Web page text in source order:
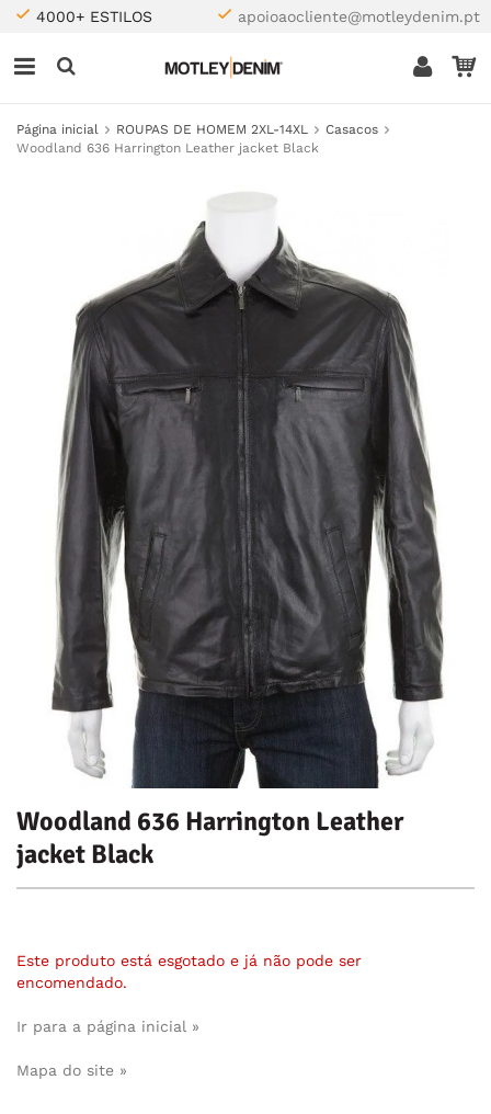
4000+ ESTILOS apoioaocliente@motleydenim.pt
Página inicial ROUPAS DE HOMEM 2XL-14XL
Casacos
Woodland 636 Harrington Leather jacket Black
Woodland 636 Harrington Leather
jacket Black
Este produto está esgotado e já não pode ser
encomendado.
Ir para a página inicial »
Mapa do site »